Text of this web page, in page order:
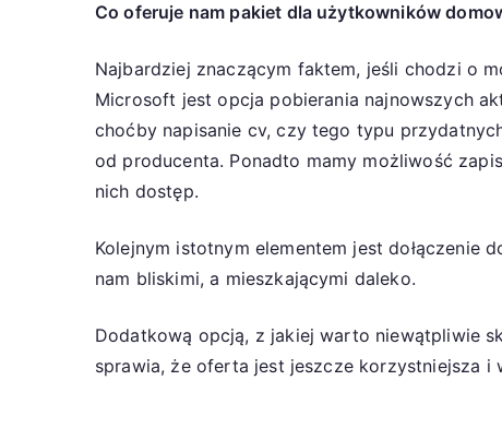
Co oferuje nam pakiet dla użytkowników
Najbardziej znaczącym faktem, jeśli chodzi o
Microsoft jest opcja pobierania najnowszych
choćby napisanie cv, czy tego typu
od producenta. Ponadto mamy możliwość
nich dostęp.
Kolejnym istotnym elementem jest
nam bliskimi, a mieszkającymi daleko.
Dodatkową opcją, z jakiej warto niewątpliwie
sprawia, że oferta jest jeszcze korzystniejsza i